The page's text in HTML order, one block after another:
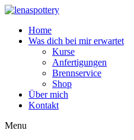
Zum
wechselnHome
Was dich bei mir erwartet
Kurse
Anfertigungen
Brennservice
Shop
Über mich
Kontakt
Menu